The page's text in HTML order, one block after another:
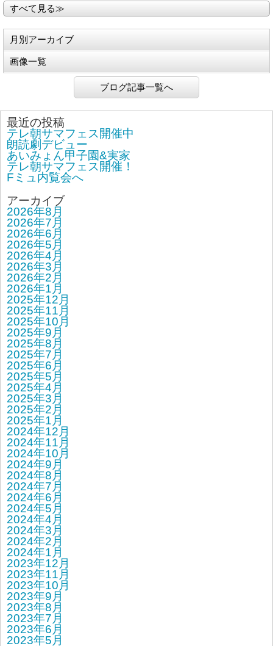
すべて見る≫
月別アーカイブ
画像一覧
ブログ記事一覧へ
最近の投稿
テレ朝サマフェス開催中
朗読劇デビュー
あいみょん甲子園&実家
テレ朝サマフェス開催！
Fミュ内覧会へ
アーカイブ
2026年8月
2026年7月
2026年6月
2026年5月
2026年4月
2026年3月
2026年2月
2026年1月
2025年12月
2025年11月
2025年10月
2025年9月
2025年8月
2025年7月
2025年6月
2025年5月
2025年4月
2025年3月
2025年2月
2025年1月
2024年12月
2024年11月
2024年10月
2024年9月
2024年8月
2024年7月
2024年6月
2024年5月
2024年4月
2024年3月
2024年2月
2024年1月
2023年12月
2023年11月
2023年10月
2023年9月
2023年8月
2023年7月
2023年6月
2023年5月